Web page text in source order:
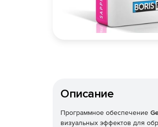
Описание
Программное обеспечение
визуальных эффектов для